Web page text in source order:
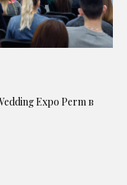
Expo Perm в